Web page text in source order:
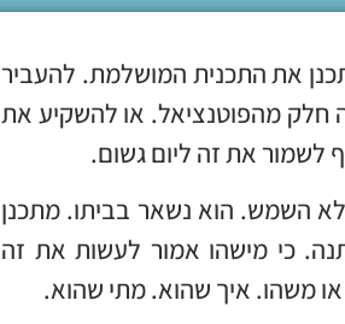
את התכנית המושלמת. להעביר
חלק מהפוטנציאל. או להשקיע את
לשמור את זה ליום גשום.
השמש. הוא נשאר בביתו. מתכנן
כי מישהו אמור לעשות את זה
משהו. איך שהוא. מתי שהוא.